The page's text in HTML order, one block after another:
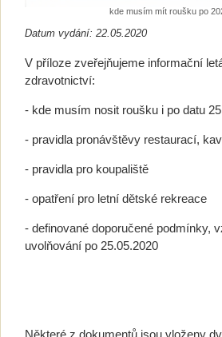
kde musím mít roušku po
Datum vydání: 22.05.2020
V příloze zveřejňujeme informační
zdravotnictví:
- kde musím nosit roušku i po datu
- pravidla pronávštěvy restaurací,
- pravidla pro koupaliště
- opatření pro letní dětské rekreace
- definované doporučené podmínky,
uvolňování po 25.05.2020
Některé z dokumentů jsou vloženy